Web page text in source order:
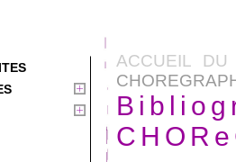
ACCUEIL DU